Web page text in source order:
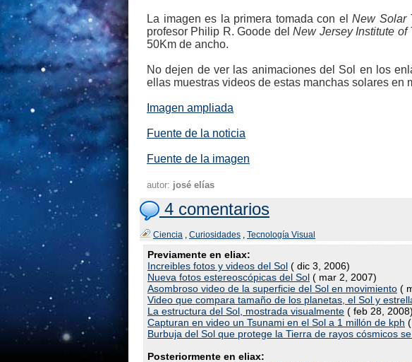
La imagen es la primera tomada con elNew Solar
profesor Philip R. Goode delNew Jersey Institute of
50Km de ancho.
No dejen de ver las animaciones del Sol en los
ellas muestras videos de estas manchas solares en
Imagen ampliada
Fuente de la noticia
Fuente de la imagen
autor: josé elías
4 comentarios
Ciencia , Curiosidades , Tecnología Visual
Previamente en eliax:
Increibles fotos y videos del Sol ( dic 3, 2006)
Nueva fotos estereoscópicas del Sol ( mar 2, 2007)
Asombroso video de la superficie del Sol en movimiento (
Video que compara tamaño de los planetas, el Sol y
La estructura del Sol, mostrada visualmente ( feb 28, 2008)
Capturan en video un Tsunami en el Sol a 1 millón de kph
Burbuja del Sol que protege la Tierra de rayos cósmicos
Posteriormente en eliax: